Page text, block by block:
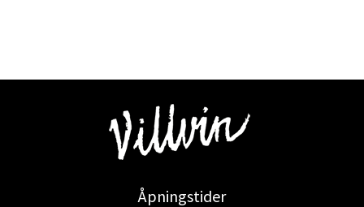
Åpningstider